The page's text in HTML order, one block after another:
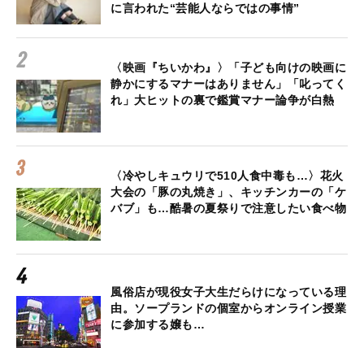
に言われた“芸能人ならではの事情”
〈映画『ちいかわ』〉「子ども向けの映画に
静かにするマナーはありません」「叱ってく
れ」大ヒットの裏で鑑賞マナー論争が白熱
〈冷やしキュウリで510人食中毒も…〉花火
大会の「豚の丸焼き」、キッチンカーの「ケ
バブ」も…酷暑の夏祭りで注意したい食べ物
風俗店が現役女子大生だらけになっている理
由。ソープランドの個室からオンライン授業
に参加する嬢も…